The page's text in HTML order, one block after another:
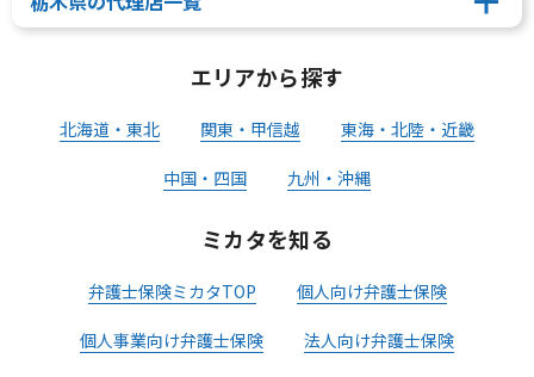
エリアから探す
北海道・東北 関東・甲信越 東海・北陸・近畿
中国・四国 九州・沖縄
ミカタを知る
弁護士保険ミカタTOP 個人向け弁護士保険
個人事業向け弁護士保険 法人向け弁護士保険